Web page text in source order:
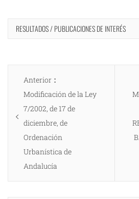
RESULTADOS / PUBLICACIONES DE INTERÉS
Navegación
entradas
Anterior
anterior:
Modificación de la Ley
7/2002, de 17 de
diciembre, de
Ordenación
Urbanística de
Andalucía